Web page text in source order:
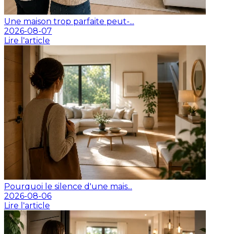
Une maison trop parfaite peut-...
2026-08-07
Lire l'article
Pourquoi le silence d'une mais...
2026-08-06
Lire l'article